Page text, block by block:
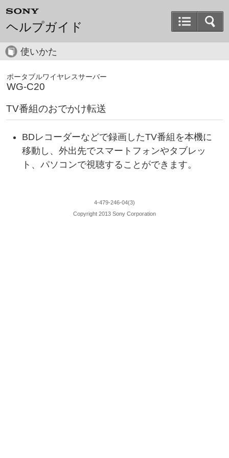
ヘルプガイド
使いかた
ポータブルワイヤレスサーバー
WG-C20
TV番組のおでかけ転送
BDレコーダーなどで録画したTV番組を本機に
移動し、外出先でスマートフォンやタブレッ
ト、パソコンで視聴することができます。
4-479-246-04(3)
Copyright 2013 Sony Corporation